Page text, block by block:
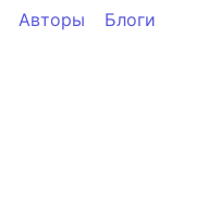
Авторы Блоги